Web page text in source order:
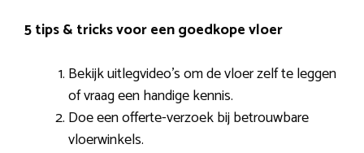
5 tips & tricks voor een goedkope vloer
Bekijk uitlegvideo’s om de vloer zelf te leggen
of vraag een handige kennis.
Doe een offerte-verzoek bij betrouwbare
vloerwinkels.